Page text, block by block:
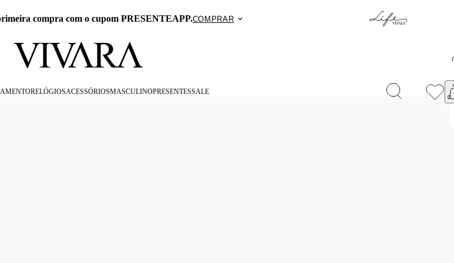
compra com o cupom PRESENTEAPP.COMPRAR
RELÓGIOSACESSÓRIOSMASCULINOPRESENTESSALE